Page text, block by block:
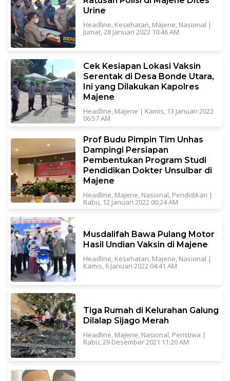
Urine
Headline, Kesehatan, Majene, Nasional |
Jumat, 28 Januari 2022 10:46 AM
Cek Kesiapan Lokasi Vaksin
Serentak di Desa Bonde Utara,
Ini yang Dilakukan Kapolres
Majene
Headline Majene | Kamis, 13 Januari 2022
06:57 AM
Prof Budu Pimpin Tim Unhas
Dampingi Persiapan
Pembentukan Program Studi
Pendidikan Dokter Unsulbar di
Majene
Headline, Majene, Nasional, Pendidikan |
Rabu, 12 Januari 2022 00:24 AM
Musdalifah Bawa Pulang Motor
Hasil Undian Vaksin di Majene
Headline, Kesehatan, Majene, Nasional |
Kamis, 6 Januari 2022 04:41 AM
Tiga Rumah di Kelurahan Galung
Dilalap Sijago Merah
Headline, Majene, Nasional, Peristiwa |
Rabu, 29 Desember 2021 11:20 AM